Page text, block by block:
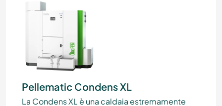
Pellematic Condens XL
La Condens XL è una caldaia estremamente